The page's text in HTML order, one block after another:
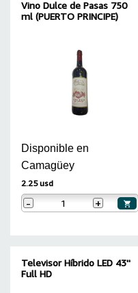
Vino Dulce de Pasas 750
ml (PUERTO PRINCIPE)
Disponible en
Camagüey
2.25 usd
- +
Televisor Híbrido LED 43''
Full HD